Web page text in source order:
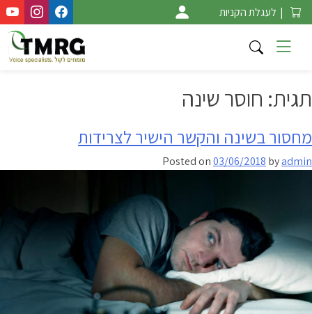
Skip
to
content
| לעגלת הקניות
תגית: חוסר שינה
מחסור בשינה והקשר הישיר לצרידות
Posted on03/06/2018 byadmin